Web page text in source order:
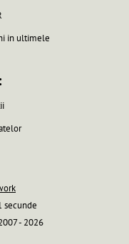
in ultimele
secunde
- 2026